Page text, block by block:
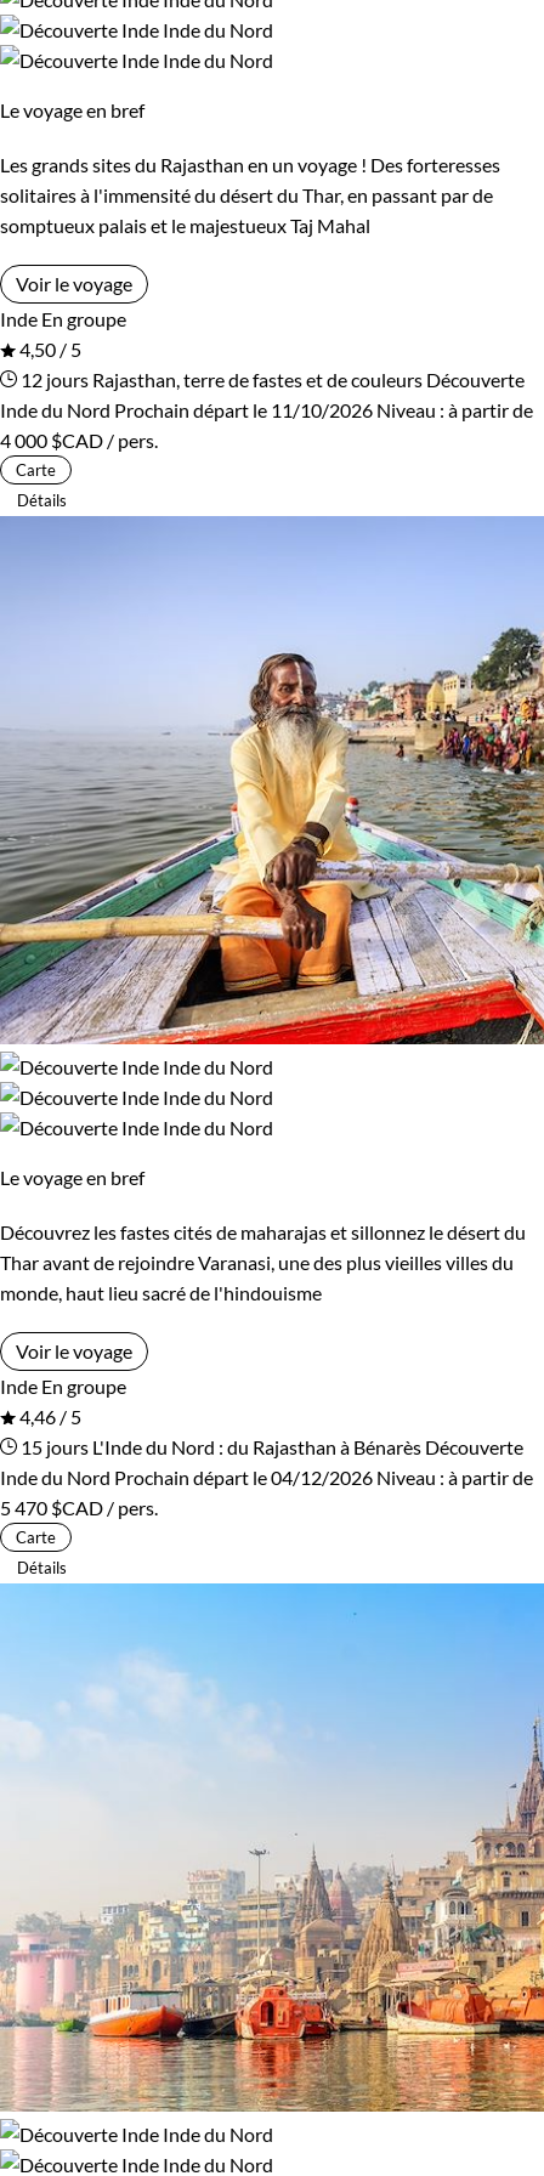
Environnement
Le voyage en bref
Les grands sites du Rajasthan en un voyage ! Des forteresses
solitaires à l'immensité du désert du Thar, en passant par de
somptueux palais et le majestueux Taj Mahal
Voir le voyage
Inde En groupe
4,50 / 5
12 jours Rajasthan, terre de fastes et de couleurs Découverte
Inde du Nord Prochain départ le 11/10/2026 Niveau : à partir de
4 000 $CAD / pers.
Carte
Détails
Le voyage en bref
Découvrez les fastes cités de maharajas et sillonnez le désert du
Thar avant de rejoindre Varanasi, une des plus vieilles villes du
monde, haut lieu sacré de l'hindouisme
Voir le voyage
Inde En groupe
4,46 / 5
15 jours L'Inde du Nord : du Rajasthan à Bénarès Découverte
Inde du Nord Prochain départ le 04/12/2026 Niveau : à partir de
5 470 $CAD / pers.
Carte
Détails